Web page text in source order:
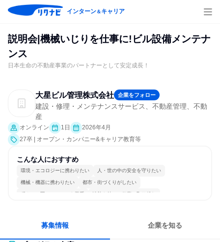
インターン＆キャリア
説明会|機械いじりを仕事に!ビル設備メンテナ
ンス
日本生命の不動産事業のパートナーとして安定成長！
大星ビル管理株式会社 企業をフォロー
建設・修理・メンテナンスサービス、不動産管理、不動
産
オンライン 1日
2026年4月
27卒 | オープン・カンパニー&キャリア教育等
こんな人におすすめ
環境・エコロジーに携わりたい 人・世の中の安全を守りたい
機械・機器に携わりたい 都市・街づくりがしたい
穏やかで互いのペースを尊重 情熱を持って仕事に取り組む
募集情報 企業を知る